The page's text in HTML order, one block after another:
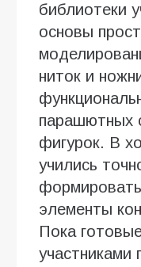
библиотеки
основы
ниток и
парашютных
фигурок. В
учились
элементы
Пока
участниками